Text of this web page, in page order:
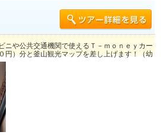
ニや公共交通機関で使えるＴ－ｍｏｎｅｙカー
円）分と釜山観光マップを差し上げます！（幼